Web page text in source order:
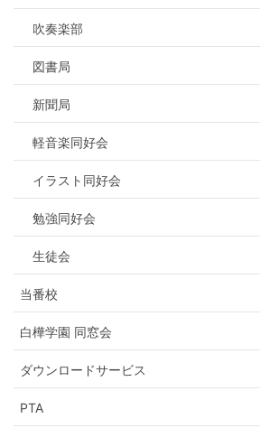
吹奏楽部
図書局
新聞局
軽音楽同好会
イラスト同好会
勉強同好会
生徒会
当番校
白樺学園 同窓会
ダウンロードサービス
PTA